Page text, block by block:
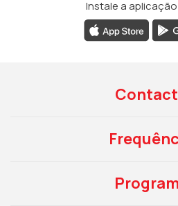
Instale a aplicação